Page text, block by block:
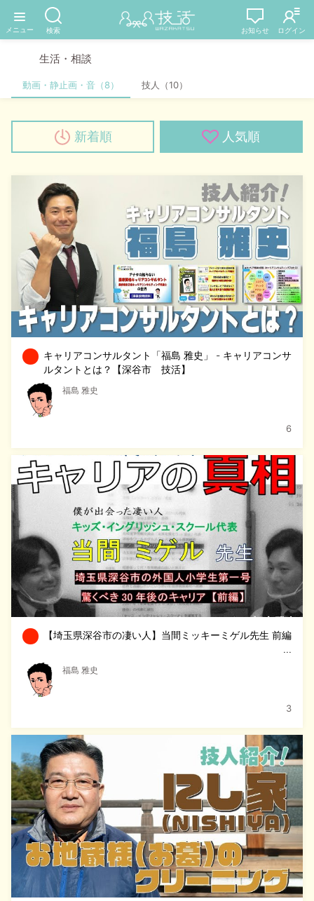
生活・相談
動画・静止画・音（8） 技人（10）
新着順 人気順
キャリアコンサルタント「福島 雅史」 - キャリアコンサ
ルタントとは？【深谷市 技活】
福島 雅史
6
【埼玉県深谷市の凄い人】当間ミッキーミゲル先生 前編
福島 雅史
3